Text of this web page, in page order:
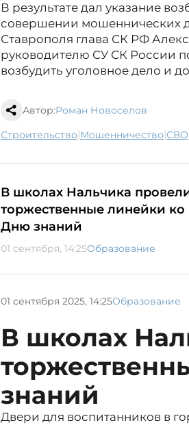
В результате дал указание
совершении мошеннических
Ставрополя глава СК РФ
руководителю СУ СК России
возбудить уголовное дело и
Автор:Роман Новоселов
строительство| мошенничество| СВО
В школах Нальчика
торжественные линейки ко
Дню знаний
01 сентября, 14:25Образование
01 сентября 2025, 14:25Образование
В школах
знаний
Двери для воспитанников в